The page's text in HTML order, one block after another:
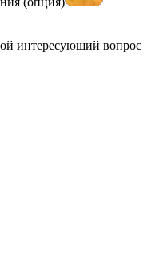
интересующий вопрос